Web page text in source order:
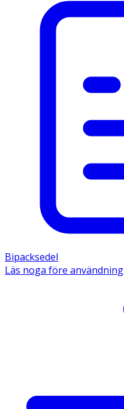
Bipacksedel
Läs noga före användning